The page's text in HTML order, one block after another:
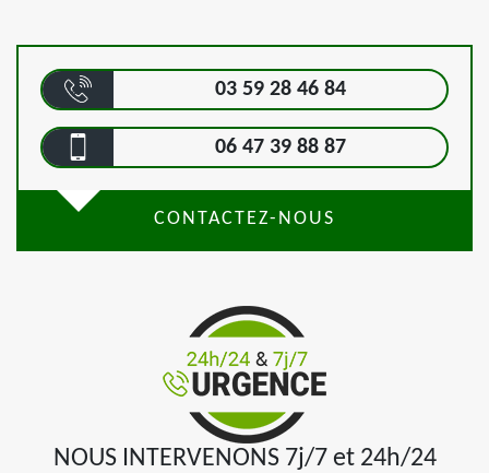
03 59 28 46 84
06 47 39 88 87
CONTACTEZ-NOUS
NOUS INTERVENONS 7j/7 et 24h/24